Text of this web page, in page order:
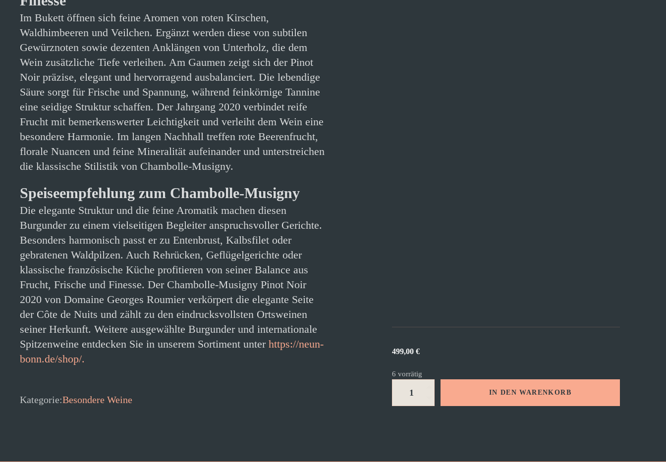
Im Bukett öffnen sich feine Aromen von roten Kirschen,
Waldhimbeeren und Veilchen. Ergänzt werden diese von subtilen
Gewürznoten sowie dezenten Anklängen von Unterholz, die dem
Wein zusätzliche Tiefe verleihen. Am Gaumen zeigt sich der Pinot
Noir präzise, elegant und hervorragend ausbalanciert. Die lebendige
Säure sorgt für Frische und Spannung, während feinkörnige Tannine
eine seidige Struktur schaffen. Der Jahrgang 2020 verbindet reife
Frucht mit bemerkenswerter Leichtigkeit und verleiht dem Wein eine
besondere Harmonie. Im langen Nachhall treffen rote Beerenfrucht,
florale Nuancen und feine Mineralität aufeinander und unterstreichen
die klassische Stilistik von Chambolle-Musigny.
Speiseempfehlung zum Chambolle-Musigny
Die elegante Struktur und die feine Aromatik machen diesen
Burgunder zu einem vielseitigen Begleiter anspruchsvoller Gerichte.
Besonders harmonisch passt er zu Entenbrust, Kalbsfilet oder
gebratenen Waldpilzen. Auch Rehrücken, Geflügelgerichte oder
klassische französische Küche profitieren von seiner Balance aus
Frucht, Frische und Finesse. Der Chambolle-Musigny Pinot Noir
2020 von Domaine Georges Roumier verkörpert die elegante Seite
der Côte de Nuits und zählt zu den eindrucksvollsten Ortsweinen
seiner Herkunft. Weitere ausgewählte Burgunder und internationale
Spitzenweine entdecken Sie in unserem Sortiment unter https://neun-
bonn.de/shop/.
Kategorie:Besondere Weine
499,00 €
6 vorrätig
Chambolle-
IN DEN WARENKORB